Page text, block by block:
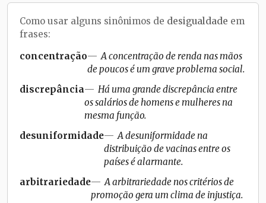
Como usar alguns sinônimos de desigualdade em
frases:
concentração
A concentração de renda nas mãos
de poucos é um grave problema social.
discrepância
Há uma grande discrepância entre
os salários de homens e mulheres na
mesma função.
desuniformidade
A desuniformidade na
distribuição de vacinas entre os
países é alarmante.
arbitrariedade
A arbitrariedade nos critérios de
promoção gera um clima de injustiça.